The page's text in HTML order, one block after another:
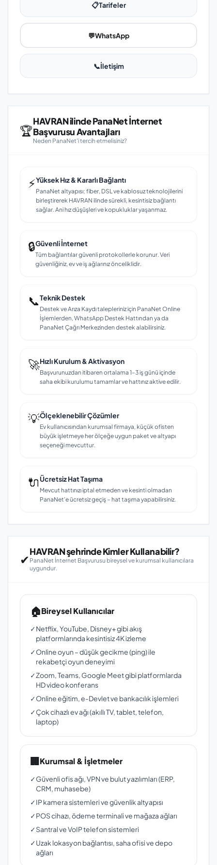
📋Tarifeler
💬WhatsApp
📞İletişim
🏆
HAVRAN ilinde PanaNet İnternet
Başvurusu Avantajları
Neden PanaNet'i tercih etmelisiniz?
⚡Yüksek Hız & Kararlı Bağlantı
PanaNet altyapısı; fiber, DSL ve kablosuz teknolojilerini
birleştirerek HAVRAN ilinde sürekli, kesintisiz bağlantı
sağlar. Ani hız düşüşleri ve kopukluklar yaşanmaz.
🔒Güvenli İnternet
Tüm bağlantılar güvenli protokollerle korunur. Veri
güvenliğiniz, ev ve iş ağlarınız önceliklidir.
📞Teknik Destek
Destek ve Arıza Kaydı talepleriniz için PanaNet Online
İşlemlerden, WhatsApp Destek Hattından ya da
PanaNet Çağrı Merkezinden destek alabilirsiniz.
🚀Hızlı Kurulum & Aktivasyon
Başvurunuzdan itibaren ortalama 1–3 iş günü içinde
saha ekibi kurulumu tamamlar ve hattınız aktive edilir.
💡Ölçeklenebilir Çözümler
Ev kullanıcısından kurumsal firmaya, küçük ofisten
büyük işletmeye her ölçeğe uygun paket ve altyapı
seçeneği mevcuttur.
🔌Ücretsiz Hat Taşıma
Mevcut hattınızı iptal etmeden ve kesinti olmadan
PanaNet'e ücretsiz geçiş – hat taşıma yapabilirsiniz.
✔
HAVRAN şehrinde Kimler Kullanabilir?
PanaNet İnternet Başvurusu bireysel ve kurumsal kullanıcılara
uygundur.
🏠Bireysel Kullanıcılar
✓Netflix, YouTube, Disney+ gibi akış
platformlarında kesintisiz 4K izleme
✓Online oyun – düşük gecikme (ping) ile
rekabetçi oyun deneyimi
✓Zoom, Teams, Google Meet gibi platformlarda
HD video konferans
✓Online eğitim, e-Devlet ve bankacılık işlemleri
✓Çok cihazlı ev ağı (akıllı TV, tablet, telefon,
laptop)
🏢Kurumsal & İşletmeler
✓Güvenli ofis ağı, VPN ve bulut yazılımları (ERP,
CRM, muhasebe)
✓IP kamera sistemleri ve güvenlik altyapısı
✓POS cihazı, ödeme terminali ve mağaza ağları
✓Santral ve VoIP telefon sistemleri
✓Uzak lokasyon bağlantısı, saha ofisi ve depo
ağları